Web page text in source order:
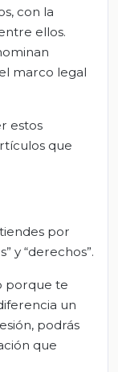
con la
ellos.
marco legal
estos
que
por
y “derechos”.
porque te
un
podrás
que